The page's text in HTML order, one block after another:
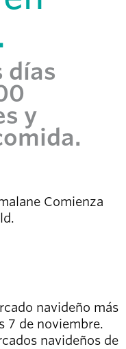
días
y
Comienza
navideño más
7 de noviembre.
navideños de